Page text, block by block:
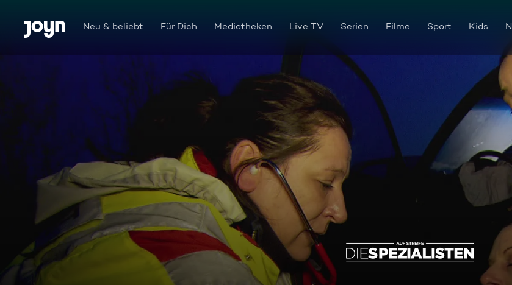
Zum Inhalt springen
Barrierefrei Neu & beliebt Für Dich Mediatheken Live TV Serien Filme Sport Kids